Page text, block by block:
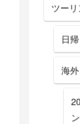
ツー
日
海外